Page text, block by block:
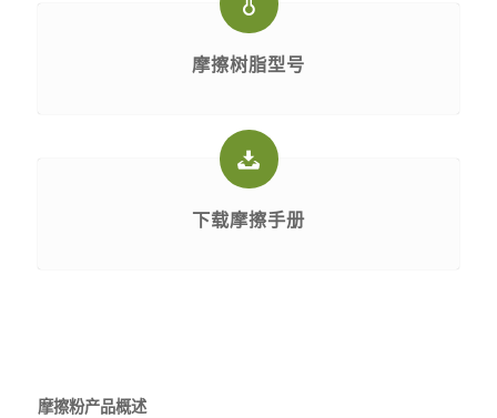
摩擦树脂型号
下载摩擦手册
摩擦粉产品概述